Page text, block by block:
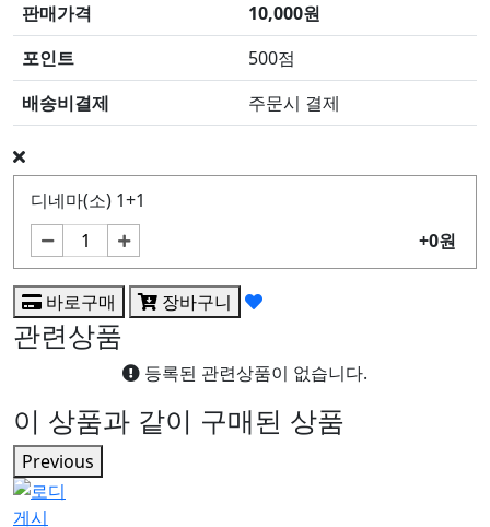
판매가격
10,000원
포인트
500점
배송비결제
주문시 결제
디네마(소) 1+1
+0원
바로구매 장바구니
관련상품
등록된 관련상품이 없습니다.
이 상품과 같이 구매된 상품
Previous